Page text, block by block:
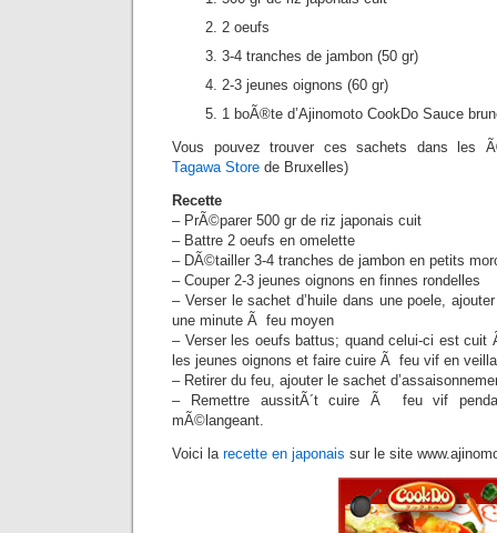
2 oeufs
3-4 tranches de jambon (50 gr)
2-3 jeunes oignons (60 gr)
1 boÃ®te d’Ajinomoto CookDo Sauce
Vous pouvez trouver ces sachets dans les
Tagawa Store de Bruxelles)
Recette
– PrÃ©parer 500 gr de riz japonais cuit
– Battre 2 oeufs en omelette
– DÃ©tailler 3-4 tranches de jambon en petits
– Couper 2-3 jeunes oignons en finnes rondelles
– Verser le sachet d’huile dans une poele,
une minute Ã feu moyen
– Verser les oeufs battus; quand celui-ci est
les jeunes oignons et faire cuire Ã feu vif en
– Retirer du feu, ajouter le sachet
– Remettre aussitÃ´t cuire Ã feu vif
mÃ©langeant.
Voici la recette en japonais sur le site